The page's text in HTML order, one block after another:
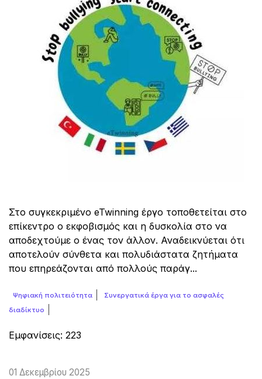
Στο συγκεκριμένο eTwinning έργο τοποθετείται στο
επίκεντρο ο εκφοβισμός και η δυσκολία στο να
αποδεχτούμε ο ένας τον άλλον. Αναδεικνύεται ότι
αποτελούν σύνθετα και πολυδιάστατα ζητήματα
που επηρεάζονται από πολλούς παράγ...
Ψηφιακή πολιτειότητα
Συνεργατικά έργα για το ασφαλές
διαδίκτυο
Εμφανίσεις: 223
01 Δεκεμβρίου 2025